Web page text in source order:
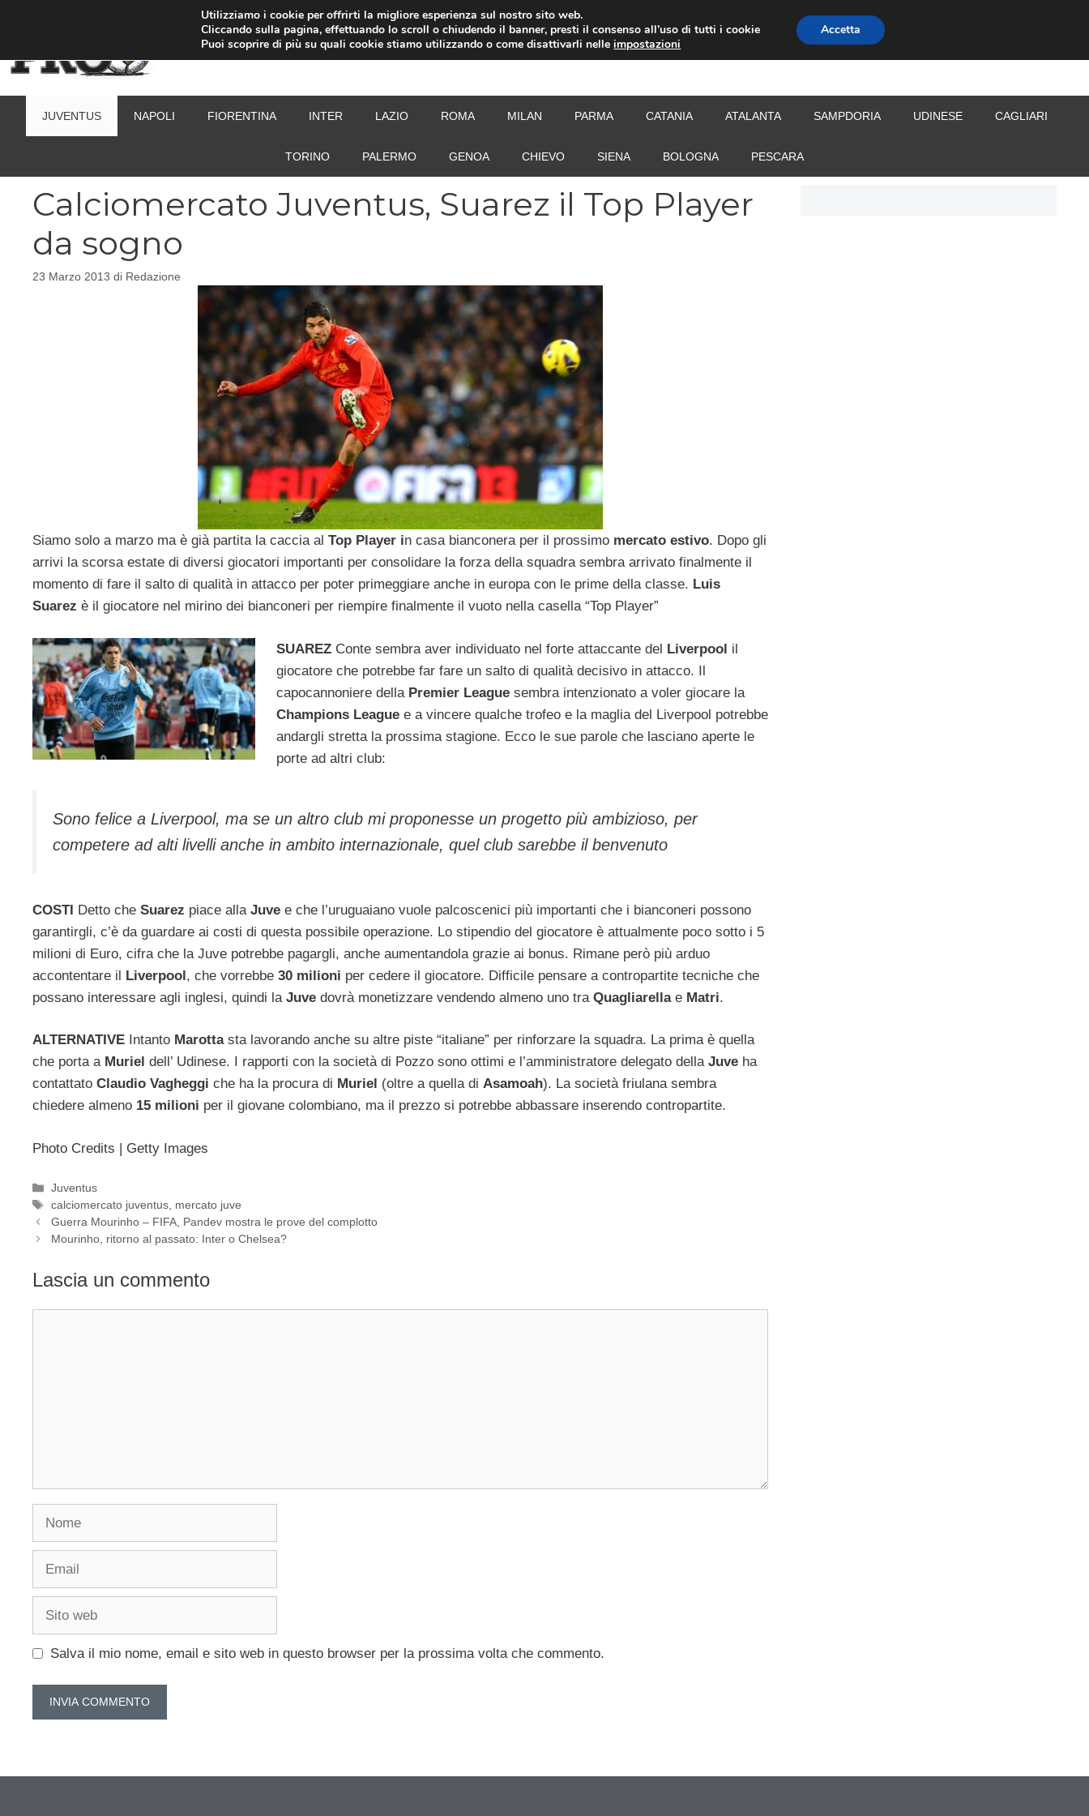
CALCIOMERCATO
JUVENTUS NAPOLI FIORENTINA INTER LAZIO ROMA MILAN PARMA CATANIA ATALANTA SAMPDORIA UDINESE CAGLIARI
TORINO PALERMO GENOA CHIEVO SIENA BOLOGNA PESCARA
Calciomercato Juventus, Suarez il Top Player
da sogno
23 Marzo 2013 di Redazione
Siamo solo a marzo ma è già partita la caccia al Top Player in casa bianconera per il prossimo mercato estivo. Dopo gli
arrivi la scorsa estate di diversi giocatori importanti per consolidare la forza della squadra sembra arrivato finalmente il
momento di fare il salto di qualità in attacco per poter primeggiare anche in europa con le prime della classe. Luis
Suarez è il giocatore nel mirino dei bianconeri per riempire finalmente il vuoto nella casella “Top Player”
SUAREZConte sembra aver individuato nel forte attaccante del Liverpool il
giocatore che potrebbe far fare un salto di qualità decisivo in attacco. Il
capocannoniere della Premier Leaguesembra intenzionato a voler giocare la
Champions Leaguee a vincere qualche trofeo e la maglia del Liverpool potrebbe
andargli stretta la prossima stagione. Ecco le sue parole che lasciano aperte le
porte ad altri club:
Sono felice a Liverpool, ma se un altro club mi proponesse un progetto più ambizioso, per
competere ad alti livelli anche in ambito internazionale, quel club sarebbe il benvenuto
COSTI Detto che Suarez piace alla Juve e che l’uruguaiano vuole palcoscenici più importanti che i bianconeri possono
garantirgli, c’è da guardare ai costi di questa possibile operazione. Lo stipendio del giocatore è attualmente poco sotto i 5
milioni di Euro, cifra che la Juve potrebbe pagargli, anche aumentandola grazie ai bonus. Rimane però più arduo
accontentare il Liverpool, che vorrebbe 30 milioni per cedere il giocatore. Difficile pensare a contropartite tecniche che
possano interessare agli inglesi, quindi la Juve dovrà monetizzare vendendo almeno uno tra Quagliarellae Matri.
ALTERNATIVE Intanto Marottasta lavorando anche su altre piste “italiane” per rinforzare la squadra. La prima è quella
che porta a Muriel dell’ Udinese. I rapporti con la società di Pozzo sono ottimi e l’amministratore delegato della Juve ha
contattato Claudio Vagheggi che ha la procura di Muriel (oltre a quella di Asamoah). La società friulana sembra
chiedere almeno 15 milioni per il giovane colombiano, ma il prezzo si potrebbe abbassare inserendo contropartite.
Photo Credits | Getty Images
Categorie
Juventus
Tag
calciomercato juventus, mercato juve
Guerra Mourinho – FIFA, Pandev mostra le prove del complotto
Mourinho, ritorno al passato: Inter o Chelsea?
Lascia un commento
Nome
Email
Sito
Salva il mio nome, email e sito web in questo browser per la prossima volta che commento.
Utilizziamo i cookie per offrirti la migliore esperienza sul nostro sito web.
Cliccando sulla pagina, effettuando lo scroll o chiudendo il banner, presti il consenso all’uso di tutti i cookie
Puoi scoprire di più su quali cookie stiamo utilizzando o come disattivarli nelleimpostazioni
Accetta